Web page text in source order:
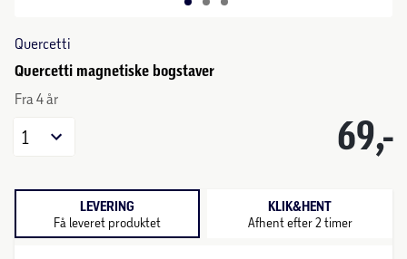
Quercetti
Quercetti magnetiske bogstaver
Fra 4 år
69,-
1
LEVERING
Få leveret produktet
KLIK&HENT
Afhent efter 2 timer